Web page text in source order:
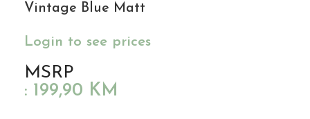
Vintage Blue Matt
Login to see prices
MSRP
: 199,90 KM